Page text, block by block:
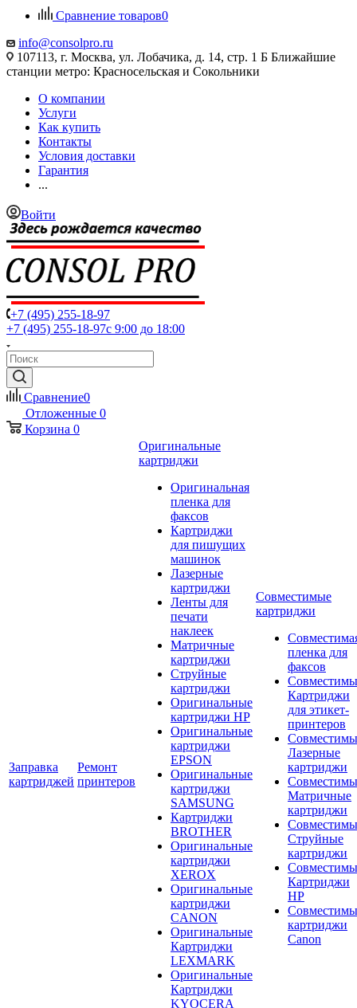
Сравнение товаров0
info@consolpro.ru
107113, г. Москва, ул. Лобачика, д. 14, стр. 1 Б Ближайшие
станции метро: Красносельская и Сокольники
О компании
Услуги
Как купить
Контакты
Условия доставки
Гарантия
...
Войти
+7 (495) 255-18-97
+7 (495) 255-18-97с 9:00 до 18:00
Сравнение0
Отложенные 0
Корзина 0
Заправка
картриджей
Ремонт
принтеров
Оригинальные
картриджи
Оригинальная
пленка для
факсов
Картриджи
для пишущих
машинок
Лазерные
картриджи
Ленты для
печати
наклеек
Матричные
картриджи
Струйные
картриджи
Оригинальные
картриджи HP
Оригинальные
картриджи
EPSON
Оригинальные
картриджи
SAMSUNG
Картриджи
BROTHER
Оригинальные
картриджи
XEROX
Оригинальные
картриджи
CANON
Оригинальные
Картриджи
LEXMARK
Оригинальные
Картриджи
KYOCERA
Совместимые
картриджи
пленка для
факсов
Картриджи
для этикет-
принтеров
Лазерные
картриджи
Матричные
картриджи
Струйные
картриджи
Картриджи
HP
картриджи
Canon